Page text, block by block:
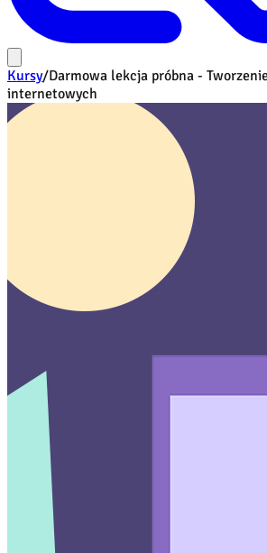
Kursy/Darmowa lekcja próbna -
internetowych